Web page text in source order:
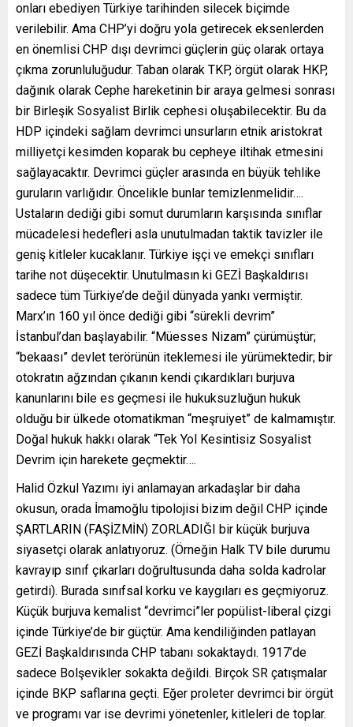
onları ebediyen Türkiye tarihinden silecek biçimde
verilebilir. Ama CHP’yi doğru yola getirecek eksenlerden
en önemlisi CHP dışı devrimci güçlerin güç olarak ortaya
çıkma zorunluluğudur. Taban olarak TKP, örgüt olarak HKP,
dağınık olarak Cephe hareketinin bir araya gelmesi sonrası
bir Birleşik Sosyalist Birlik cephesi oluşabilecektir. Bu da
HDP içindeki sağlam devrimci unsurların etnik aristokrat
milliyetçi kesimden koparak bu cepheye iltihak etmesini
sağlayacaktır. Devrimci güçler arasında en büyük tehlike
guruların varlığıdır. Öncelikle bunlar temizlenmelidir….
Ustaların dediği gibi somut durumların karşısında sınıflar
mücadelesi hedefleri asla unutulmadan taktik tavizler ile
geniş kitleler kucaklanır. Türkiye işçi ve emekçi sınıfları
tarihe not düşecektir. Unutulmasın ki GEZİ Başkaldırısı
sadece tüm Türkiye’de değil dünyada yankı vermiştir.
Marx’ın 160 yıl önce dediği gibi “sürekli devrim”
İstanbul’dan başlayabilir. “Müesses Nizam” çürümüştür;
“bekaası” devlet terörünün iteklemesi ile yürümektedir; bir
otokratın ağzından çıkanın kendi çıkardıkları burjuva
kanunlarını bile es geçmesi ile hukuksuzluğun hukuk
olduğu bir ülkede otomatikman “meşruiyet” de kalmamıştır.
Doğal hukuk hakkı olarak “Tek Yol Kesintisiz Sosyalist
Devrim için harekete geçmektir….
Halid Özkul Yazımı iyi anlamayan arkadaşlar bir daha
okusun, orada İmamoğlu tipolojisi bizim değil CHP içinde
ŞARTLARIN (FAŞİZMİN) ZORLADIĞI bir küçük burjuva
siyasetçi olarak anlatıyoruz. (Örneğin Halk TV bile durumu
kavrayıp sınıf çıkarları doğrultusunda daha solda kadrolar
getirdi). Burada sınıfsal korku ve kaygıları es geçmiyoruz.
Küçük burjuva kemalist “devrimci”ler popülist-liberal çizgi
içinde Türkiye’de bir güçtür. Ama kendiliğinden patlayan
GEZİ Başkaldırısında CHP tabanı sokaktaydı. 1917’de
sadece Bolşevikler sokakta değildi. Birçok SR çatışmalar
içinde BKP saflarına geçti. Eğer proleter devrimci bir örgüt
ve programı var ise devrimi yönetenler, kitleleri de toplar.